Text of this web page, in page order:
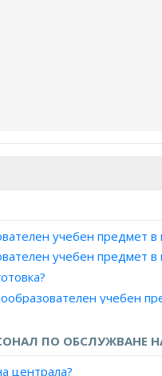
учебен предмет в
учебен предмет в
учебен
учебен
подготовка?
етап?
ПО ОБСЛУЖВАНЕ
централа?